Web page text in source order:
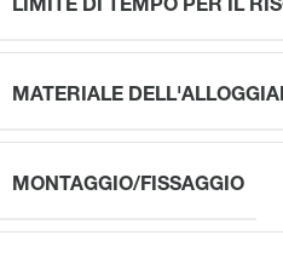
LIMITE DI TEMPO PER IL
MATERIALE
MONTAGGIO/FISSAGGIO